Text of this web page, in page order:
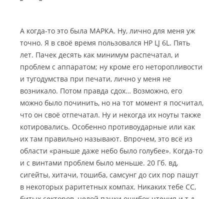
А когда-то это была МАРКА. Ну, лично для меня уж
точно. Я в своё время пользовался HP LJ 6L. Пять
лет. Пачек десять как минимум распечатал, и
проблем с аппаратом; ну кроме его неторопливости
и тугодумства при печати, лично у меня не
возникало. Потом правда сдох… Возможно, его
можно было починить, но на тот момент я посчитал,
что он своё отпечатал. Ну и некогда их ноуты также
котировались. Особенно противоударные или как
их там правильно называют. Впрочем, это всё из
области «раньше даже небо было голубее». Когда-то
и с винтами проблем было меньше. 20 Гб. вд,
сигейты, хитачи, тошиба, самсунг до сих пор пашут
в некоторых раритетных компах. Никаких тебе СС,